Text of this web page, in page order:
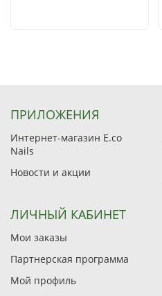
ПРИЛОЖЕНИЯ
Интернет-магазин E.co
Nails
Новости и акции
ЛИЧНЫЙ КАБИНЕТ
Мои заказы
Партнерская программа
Мой профиль